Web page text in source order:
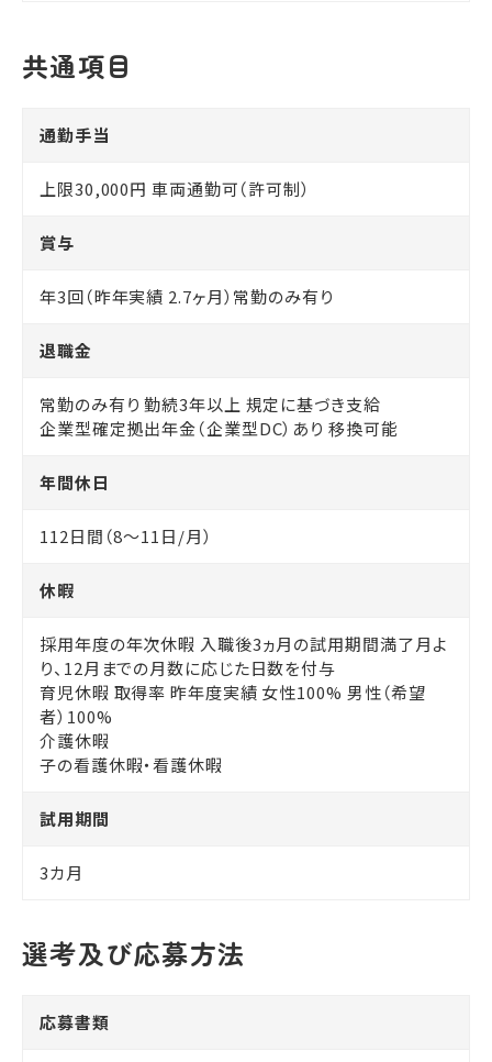
共通項目
通勤手当
上限30,000円 車両通勤可（許可制）
賞与
年3回（昨年実績 2.7ヶ月）常勤のみ有り
退職金
常勤のみ有り 勤続3年以上 規定に基づき支給
企業型確定拠出年金（企業型DC）あり 移換可能
年間休日
112日間（8～11日/月）
休暇
採用年度の年次休暇 入職後3ヵ月の試用期間満了月よ
り、12月までの月数に応じた日数を付与
育児休暇 取得率 昨年度実績 女性100% 男性（希望
者）100%
介護休暇
子の看護休暇・看護休暇
試用期間
3カ月
選考及び応募方法
応募書類